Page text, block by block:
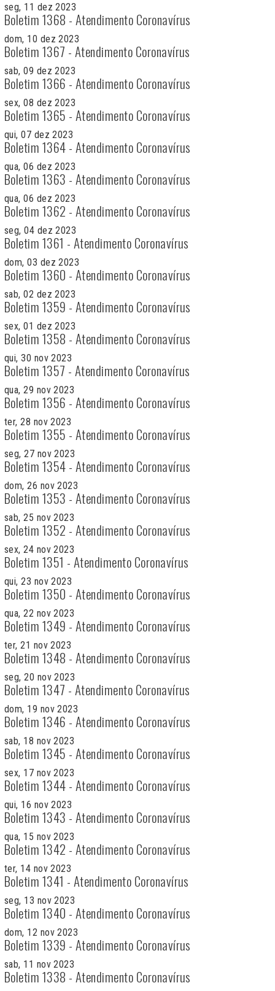
seg, 11 dez 2023
Boletim 1368 - Atendimento Coronavírus
dom, 10 dez 2023
Boletim 1367 - Atendimento Coronavírus
sab, 09 dez 2023
Boletim 1366 - Atendimento Coronavírus
sex, 08 dez 2023
Boletim 1365 - Atendimento Coronavírus
qui, 07 dez 2023
Boletim 1364 - Atendimento Coronavírus
qua, 06 dez 2023
Boletim 1363 - Atendimento Coronavírus
qua, 06 dez 2023
Boletim 1362 - Atendimento Coronavírus
seg, 04 dez 2023
Boletim 1361 - Atendimento Coronavírus
dom, 03 dez 2023
Boletim 1360 - Atendimento Coronavírus
sab, 02 dez 2023
Boletim 1359 - Atendimento Coronavírus
sex, 01 dez 2023
Boletim 1358 - Atendimento Coronavírus
qui, 30 nov 2023
Boletim 1357 - Atendimento Coronavírus
qua, 29 nov 2023
Boletim 1356 - Atendimento Coronavírus
ter, 28 nov 2023
Boletim 1355 - Atendimento Coronavírus
seg, 27 nov 2023
Boletim 1354 - Atendimento Coronavírus
dom, 26 nov 2023
Boletim 1353 - Atendimento Coronavírus
sab, 25 nov 2023
Boletim 1352 - Atendimento Coronavírus
sex, 24 nov 2023
Boletim 1351 - Atendimento Coronavírus
qui, 23 nov 2023
Boletim 1350 - Atendimento Coronavírus
qua, 22 nov 2023
Boletim 1349 - Atendimento Coronavírus
ter, 21 nov 2023
Boletim 1348 - Atendimento Coronavírus
seg, 20 nov 2023
Boletim 1347 - Atendimento Coronavírus
dom, 19 nov 2023
Boletim 1346 - Atendimento Coronavírus
sab, 18 nov 2023
Boletim 1345 - Atendimento Coronavírus
sex, 17 nov 2023
Boletim 1344 - Atendimento Coronavírus
qui, 16 nov 2023
Boletim 1343 - Atendimento Coronavírus
qua, 15 nov 2023
Boletim 1342 - Atendimento Coronavírus
ter, 14 nov 2023
Boletim 1341 - Atendimento Coronavírus
seg, 13 nov 2023
Boletim 1340 - Atendimento Coronavírus
dom, 12 nov 2023
Boletim 1339 - Atendimento Coronavírus
sab, 11 nov 2023
Boletim 1338 - Atendimento Coronavírus